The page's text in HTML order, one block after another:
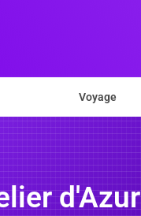
Voyage
d'Azur